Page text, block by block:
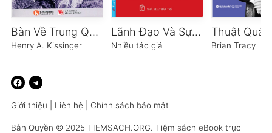
Bàn Về Trung Quốc
Henry A. Kissinger
Lãnh Đạo Và Sự Tự Lừa Dối
Nhiều tác giả Brian Tracy
Giới thiệu Liên hệ Chính sách bảo mật
Bản Quyền © 2025 TIEMSACH.ORG. Tiệm sách eBook trực